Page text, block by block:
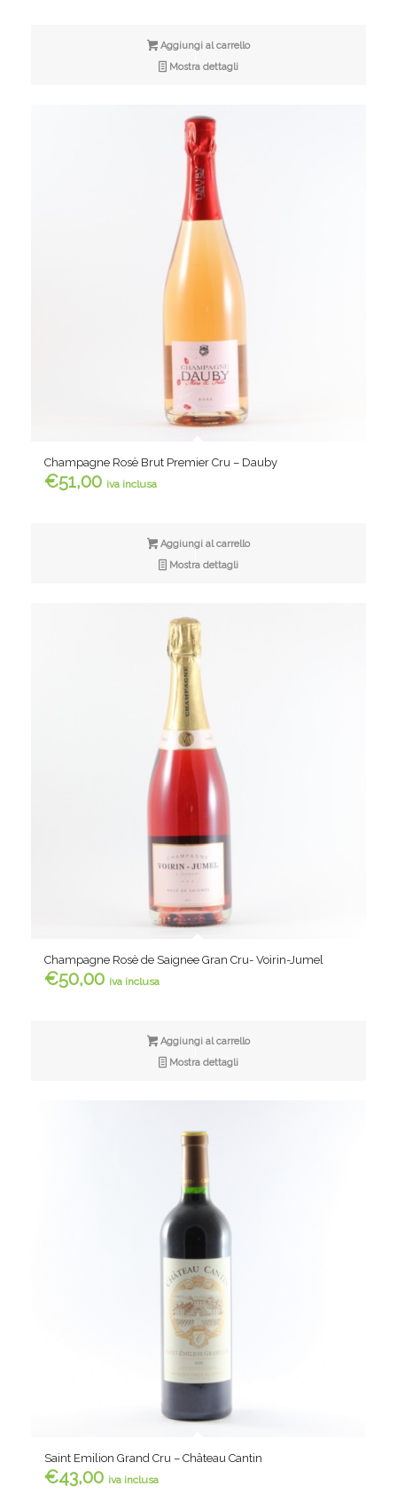
Aggiungi al carrello
Mostra dettagli
Champagne Rosè Brut Premier Cru – Dauby
€51,00 iva inclusa
Aggiungi al carrello
Mostra dettagli
Champagne Rosè de Saignee Gran Cru- Voirin-Jumel
€50,00 iva inclusa
Aggiungi al carrello
Mostra dettagli
Saint Emilion Grand Cru – Château Cantin
€43,00 iva inclusa